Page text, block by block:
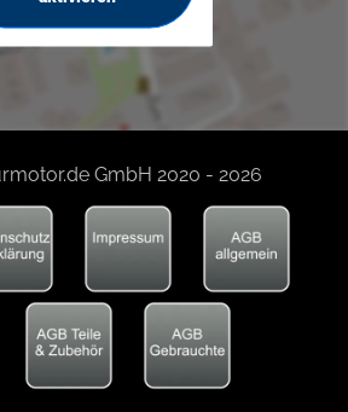
GmbH 2020 - 2026